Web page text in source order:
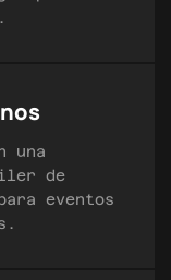
una
de
eventos